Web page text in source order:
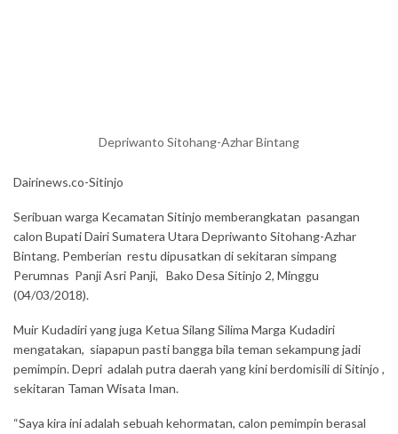
Depriwanto Sitohang-Azhar Bintang
Dairinews.co-Sitinjo
Seribuan warga Kecamatan Sitinjo memberangkatan pasangan
calon Bupati Dairi Sumatera Utara Depriwanto Sitohang-Azhar
Bintang. Pemberian restu dipusatkan di sekitaran simpang
Perumnas Panji Asri Panji, Bako Desa Sitinjo 2, Minggu
(04/03/2018).
Muir Kudadiri yang juga Ketua Silang Silima Marga Kudadiri
mengatakan, siapapun pasti bangga bila teman sekampung jadi
pemimpin. Depri adalah putra daerah yang kini berdomisili di Sitinjo ,
sekitaran Taman Wisata Iman.
“Saya kira ini adalah sebuah kehormatan, calon pemimpin berasal